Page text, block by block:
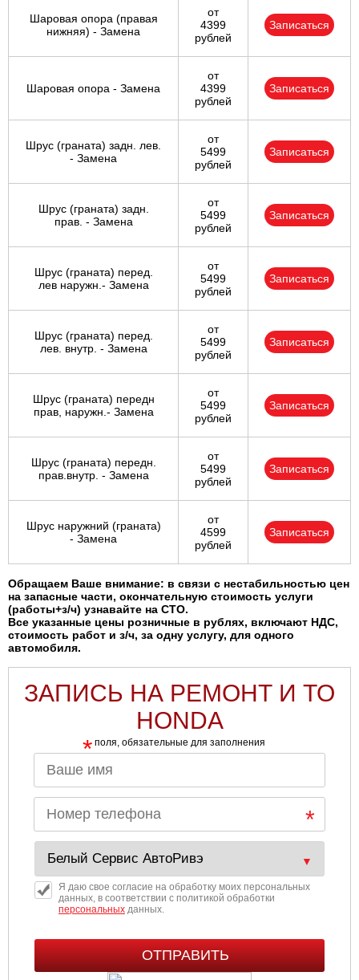
Шаровая опора (правая
нижняя) - Замена
от
4399
рублей
Записаться
Шаровая опора - Замена
от
4399
рублей
Записаться
Шрус (граната) задн. лев.
- Замена
от
5499
рублей
Записаться
Шрус (граната) задн.
прав. - Замена
от
5499
рублей
Записаться
Шрус (граната) перед.
лев наружн.- Замена
от
5499
рублей
Записаться
Шрус (граната) перед.
лев. внутр. - Замена
от
5499
рублей
Записаться
Шрус (граната) передн
прав, наружн.- Замена
от
5499
рублей
Записаться
Шрус (граната) передн.
прав.внутр. - Замена
от
5499
рублей
Записаться
Шрус наружний (граната)
- Замена
от
4599
рублей
Записаться
Обращаем Ваше внимание: в связи с нестабильностью цен
на запасные части, окончательную стоимость услуги
(работы+з/ч) узнавайте на СТО.
Все указанные цены розничные в рублях, включают НДС,
стоимость работ и з/ч, за одну услугу, для одного
автомобиля.
ЗАПИСЬ НА РЕМОНТ И ТО
HONDA
* поля, обязательные для заполнения
Я даю свое согласие на обработку моих персональных
данных, в соответствии с политикой обработки
персональныхданных.